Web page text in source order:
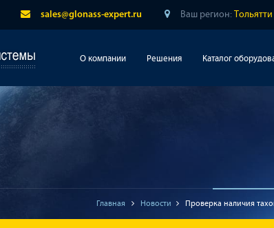
sales@glonass-expert.ru Ваш регион: Тольятти
О компании Решения Каталог
Главная Новости Проверка наличия